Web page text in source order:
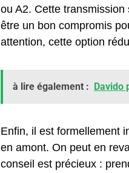
ou A2. Cette
être un bon compromis
attention, cette option
à lire également : Davido
Enfin, il est formellement
en amont. On peut en
conseil est précieux :